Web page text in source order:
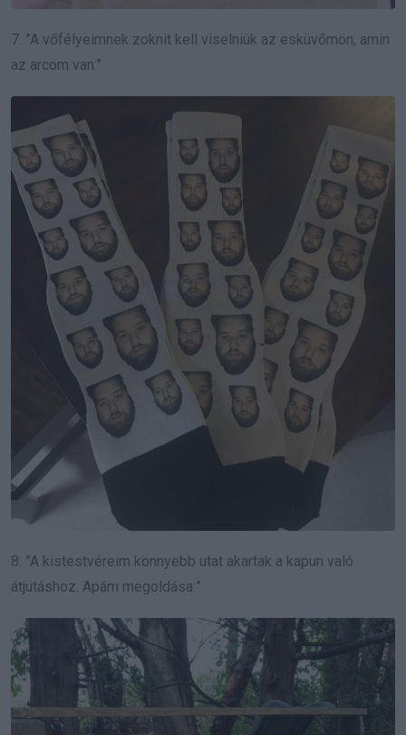
7. ”A vőfélyeimnek zoknit kell viselniük az esküvőmön, amin
az arcom van.”
8. ”A kistestvéreim könnyebb utat akartak a kapun való
átjutáshoz. Apám megoldása:”